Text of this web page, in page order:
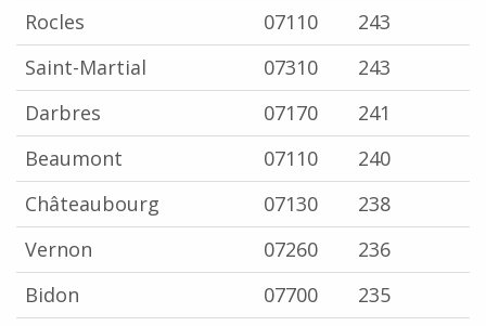
Rocles
07110
243
Saint-Martial
07310
243
Darbres
07170
241
Beaumont
07110
240
Châteaubourg
07130
238
Vernon
07260
236
Bidon
07700
235